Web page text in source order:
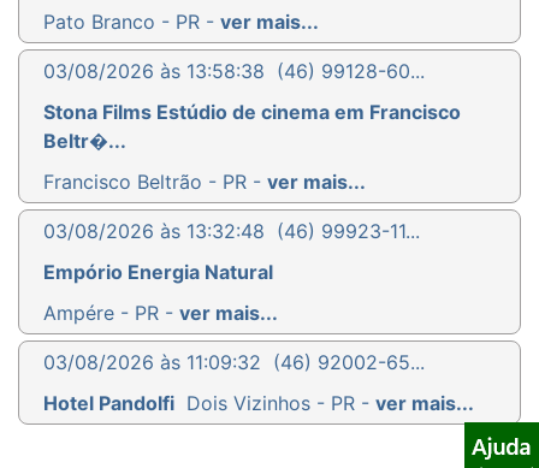
Pato Branco - PR - ver mais...
03/08/2026 às 13:58:38 (46) 99128-60...
Stona Films Estúdio de cinema em Francisco
Beltr�...
Francisco Beltrão - PR - ver mais...
03/08/2026 às 13:32:48 (46) 99923-11...
Empório Energia Natural
Ampére - PR - ver mais...
03/08/2026 às 11:09:32 (46) 92002-65...
Hotel Pandolfi Dois Vizinhos - PR - ver mais...